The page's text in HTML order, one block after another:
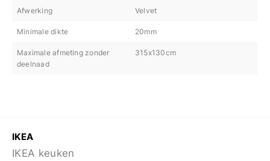
Afwerking Velvet
Minimale dikte 20mm
Maximale afmeting zonder
deelnaad
315x130cm
IKEA
IKEA keuken